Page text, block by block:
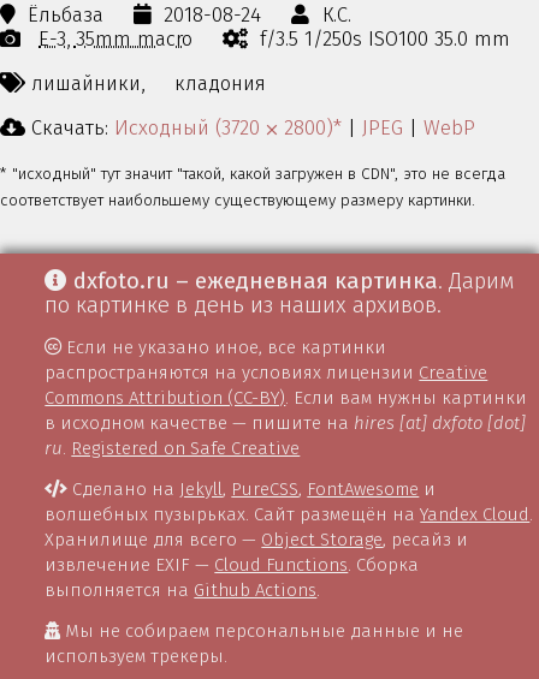
Ёльбаза 2018-08-24
К.С.
E-3 35mm macro
f/3.5 1/250s ISO100 35.0 mm
лишайники,
кладония
Скачать: Исходный (3720 ⨉ 2800)* | JPEG | WebP
* "исходный" тут значит "такой, какой загружен в CDN", это не всегда
соответствует наибольшему существующему размеру картинки.
dxfoto.ru – ежедневная картинка. Дарим
по картинке в день из наших архивов.
Если не указано иное, все картинки
распространяются на условиях лицензии Creative
Commons Attribution (CC-BY) . Если вам нужны картинки
в исходном качестве — пишите на hires [at] dxfoto [dot]
ru Registered on Safe Creative
Сделано на Jekyll, PureCSS, FontAwesome и
волшебных пузырьках. Сайт размещён наYandex Cloud
Хранилище для всего — Object Storage, ресайз и
извлечение EXIF — Cloud Functions . Сборка
выполняется на Github Actions
Мы не собираем персональные данные и не
используем трекеры.